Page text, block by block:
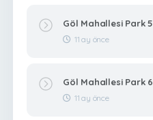
Göl Mahallesi Park 5
11 ay önce
Göl Mahallesi Park 6
11 ay önce